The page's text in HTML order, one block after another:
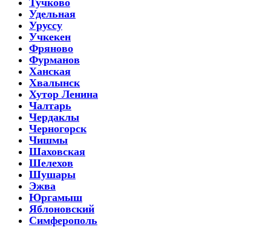
Удельная
Уруссу
Учкекен
Фряново
Фурманов
Ханская
Хвалынск
Хутор Ленина
Чалтарь
Чердаклы
Черногорск
Чишмы
Шаховская
Шелехов
Шушары
Эжва
Юргамыш
Яблоновский
Симферополь